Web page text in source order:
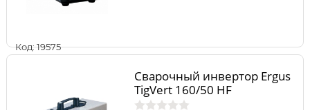
Код: 19575
Сварочный инвертор Ergus
TigVert 160/50 HF